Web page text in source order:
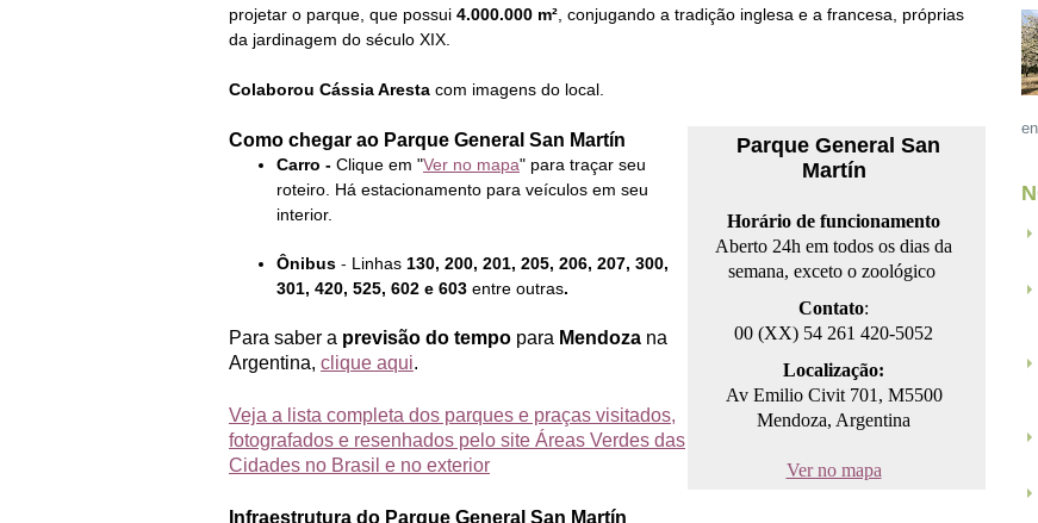
projetar o parque, que possui 4.000.000 m² , conjugando a tradição inglesa e a francesa, próprias
da jardinagem do século XIX.
Colaborou Cássia Aresta com imagens do local
Parque General San
Martín
Horário de funcionamento
Aberto 24h em todos os dias da
semana, exceto o zoológico
Contato:
00 (XX) 54 261 420-5052
Localização:
Av Emilio Civit 701, M5500
Mendoza, Argentina
Ver no mapa
Como chegar ao Parque General San Martín
Carro - Clique em "Ver no mapa" para traçar seu
roteiro. Há estacionamento para veículos em seu
interior.
Ônibus - Linhas 130, 200, 201, 205, 206, 207, 300,
301, 420, 525, 602 e 603 entre outras.
Para saber a previsão do tempo para Mendoza na
Argentina, clique aqui.
Veja a lista completa dos parques e praças visitados,
fotografados e resenhados pelo site Áreas Verdes das
Cidades no Brasil e no exterior
Infraestrutura do Parque General San Martín